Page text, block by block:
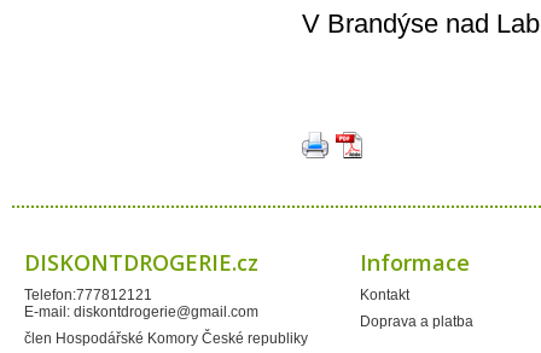
V Brandýse nad
DISKONTDROGERIE.cz
Telefon:777812121
E-mail: diskontdrogerie@gmail.com
člen Hospodářské Komory České republiky
Informace
Kontakt
Doprava a platba